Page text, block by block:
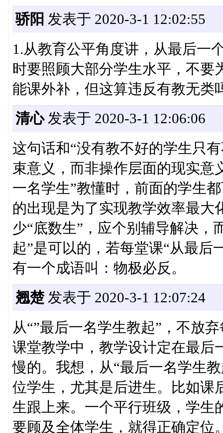
骄阳 发表于 2020-3-1 12:02:55
1.从教育公平角度讲，从最后一
时要照顾大部分学生水平，不要
能课外补，但这算违反有教无类
清心发表于 2020-3-1 12:06:06
这句话和“没有教不好的学生只
束意义，而非操作层面的现实意
一名学生”教懂时，前面的学生
的出现是为了实现教学效率最大
少“底数生”，应个别辅导解决，
起”是可以的，若每堂课“从最后
有一个成语叫：物极必反。
翘楚发表于 2020-3-1 12:07:24
从“”最后一名学生教起”，不放
课堂教学中，教学设计定在最后
慢的。我想，从“最后一名学生
位学生，尤其是后进生。比如课
生跟上来。一个平行班级，学生
要顾及全体学生，就得正确定位